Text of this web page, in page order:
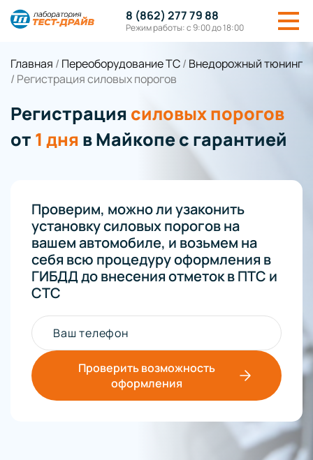
8 (862) 277 79 88
Режим работы: с 9:00 до 18:00
Главная / Переоборудование ТС/ Внедорожный тюнинг
/ Регистрация силовых порогов
Регистрация силовых порогов
от 1 дня в Майкопе с гарантией
Проверим, можно ли узаконить
установку силовых порогов на
вашем автомобиле, и возьмем на
себя всю процедуру оформления в
ГИБДД до внесения отметок в ПТС и
СТС
Ваш телефон
Проверить возможность
оформления